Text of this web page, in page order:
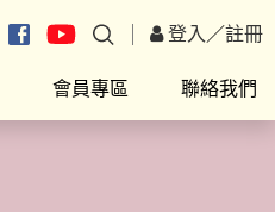
登入／註冊
會員專區 聯絡我們